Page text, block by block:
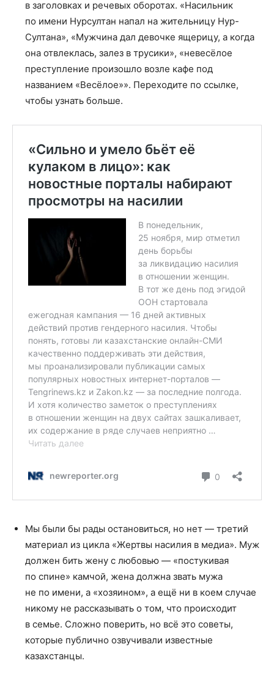
в заголовках и речевых оборотах. «Насильник
по имени Нурсултан напал на жительницу Нур-
Султана», «Мужчина дал девочке ящерицу, а когда
она отвлеклась, залез в трусики», «невесёлое
преступление произошло возле кафе под
названием «Весёлое»». Переходите по ссылке,
чтобы узнать больше.
Мы были бы рады остановиться, но нет — третий
материал из цикла «Жертвы насилия в медиа». Муж
должен бить жену с любовью — «постукивая
по спине» камчой, жена должна звать мужа
не по имени, а «хозяином», а ещё ни в коем случае
никому не рассказывать о том, что происходит
в семье. Сложно поверить, но всё это советы,
которые публично озвучивали известные
казахстанцы.